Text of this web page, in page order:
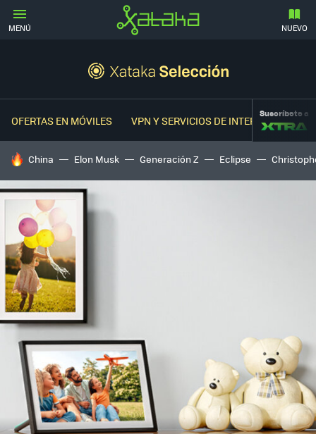
MENÚ NUEVO
OFERTAS EN MÓVILES VPN Y SERVICIOS DE INTERNETSuscríbete a
HOY SE HABLA DE
China Elon Musk Generación Z Eclipse